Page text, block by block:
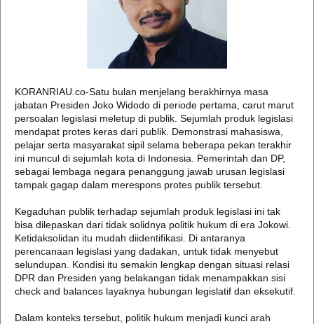
KORANRIAU.co-Satu bulan menjelang berakhirnya masa
jabatan Presiden Joko Widodo di periode pertama, carut marut
persoalan legislasi meletup di publik. Sejumlah produk legislasi
mendapat protes keras dari publik. Demonstrasi mahasiswa,
pelajar serta masyarakat sipil selama beberapa pekan terakhir
ini muncul di sejumlah kota di Indonesia. Pemerintah dan DP,
sebagai lembaga negara penanggung jawab urusan legislasi
tampak gagap dalam merespons protes publik tersebut.
Kegaduhan publik terhadap sejumlah produk legislasi ini tak
bisa dilepaskan dari tidak solidnya politik hukum di era Jokowi.
Ketidaksolidan itu mudah diidentifikasi. Di antaranya
perencanaan legislasi yang dadakan, untuk tidak menyebut
selundupan. Kondisi itu semakin lengkap dengan situasi relasi
DPR dan Presiden yang belakangan tidak menampakkan sisi
check and balances layaknya hubungan legislatif dan eksekutif.
Dalam konteks tersebut, politik hukum menjadi kunci arah